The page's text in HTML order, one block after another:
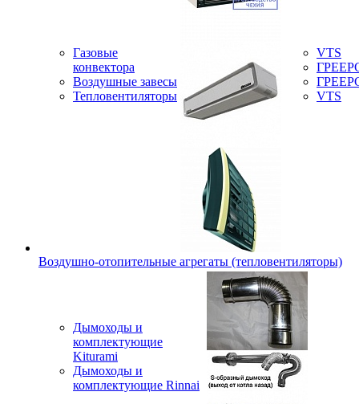
Газовые
конвектора
Воздушные завесы
Тепловентиляторы
VTS
VTS
Воздушно-отопительные агрегаты (тепловентиляторы)
Дымоходы и
комплектующие
Kiturami
Дымоходы и
комплектующие Rinnai